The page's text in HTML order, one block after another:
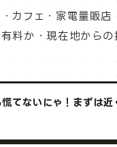
カフェ・家電量販
料か・現在地から
てないにゃ！まずは近